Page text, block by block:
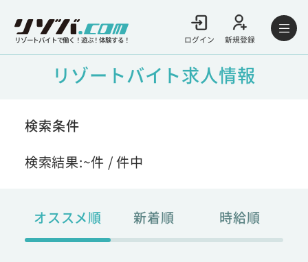
リゾートバイトで働く！遊ぶ！体験する！ ログイン 新規登録
リゾートバイト求人情報
検索条件
検索結果:~件 /件中
オススメ順 新着順 時給順